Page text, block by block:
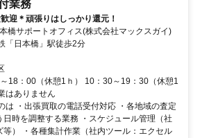
業務
迎＊頑張りはしっかり還元！
橋サポートオフィス(株式会社マックスガイ)
「日本橋」駅徒歩2分
18：00（休憩1ｈ） 10：30～19：30（休憩1
はありません
は ・出張買取の電話受付対応 ・各地域の査定
時を調整する業務 ・スケジュール管理（社
等） ・各種集計作業（社内ツール：エクセル